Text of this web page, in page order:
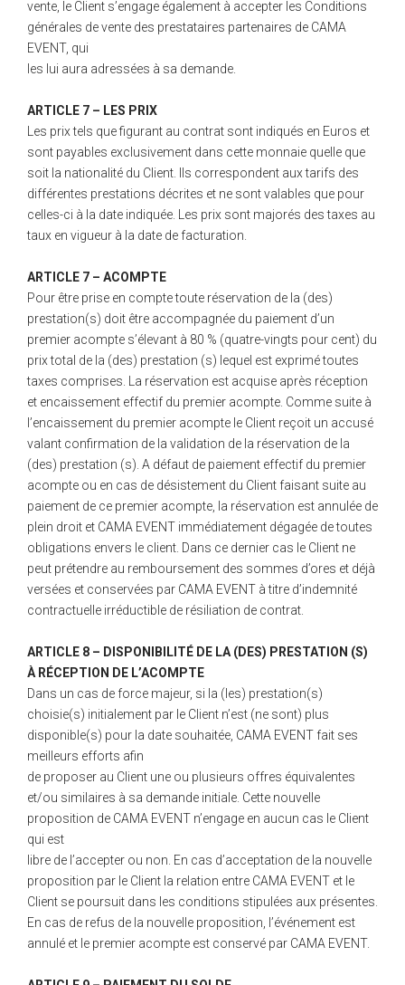
vente, le Client s’engage également à accepter les Conditions
générales de vente des prestataires partenaires de CAMA
EVENT, qui
les lui aura adressées à sa demande.
ARTICLE 7 – LES PRIX
Les prix tels que figurant au contrat sont indiqués en Euros et
sont payables exclusivement dans cette monnaie quelle que
soit la nationalité du Client. Ils correspondent aux tarifs des
différentes prestations décrites et ne sont valables que pour
celles-ci à la date indiquée. Les prix sont majorés des taxes au
taux en vigueur à la date de facturation.
ARTICLE 7 – ACOMPTE
Pour être prise en compte toute réservation de la (des)
prestation(s) doit être accompagnée du paiement d’un
premier acompte s’élevant à 80 % (quatre-vingts pour cent) du
prix total de la (des) prestation (s) lequel est exprimé toutes
taxes comprises. La réservation est acquise après réception
et encaissement effectif du premier acompte. Comme suite à
l’encaissement du premier acompte le Client reçoit un accusé
valant confirmation de la validation de la réservation de la
(des) prestation (s). A défaut de paiement effectif du premier
acompte ou en cas de désistement du Client faisant suite au
paiement de ce premier acompte, la réservation est annulée de
plein droit et CAMA EVENT immédiatement dégagée de toutes
obligations envers le client. Dans ce dernier cas le Client ne
peut prétendre au remboursement des sommes d’ores et déjà
versées et conservées par CAMA EVENT à titre d’indemnité
contractuelle irréductible de résiliation de contrat.
ARTICLE 8 – DISPONIBILITÉ DE LA (DES) PRESTATION (S)
À RÉCEPTION DE L’ACOMPTE
Dans un cas de force majeur, si la (les) prestation(s)
choisie(s) initialement par le Client n’est (ne sont) plus
disponible(s) pour la date souhaitée, CAMA EVENT fait ses
meilleurs efforts afin
de proposer au Client une ou plusieurs offres équivalentes
et/ou similaires à sa demande initiale. Cette nouvelle
proposition de CAMA EVENT n’engage en aucun cas le Client
qui est
libre de l’accepter ou non. En cas d’acceptation de la nouvelle
proposition par le Client la relation entre CAMA EVENT et le
Client se poursuit dans les conditions stipulées aux présentes.
En cas de refus de la nouvelle proposition, l’événement est
annulé et le premier acompte est conservé par CAMA EVENT.